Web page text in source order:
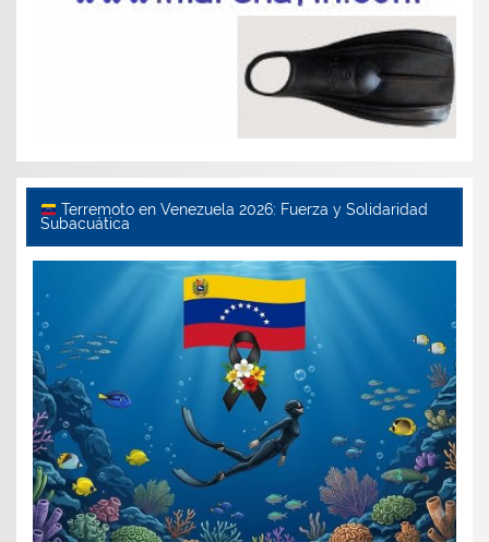
Terremoto en Venezuela 2026: Fuerza y Solidaridad
Subacuática